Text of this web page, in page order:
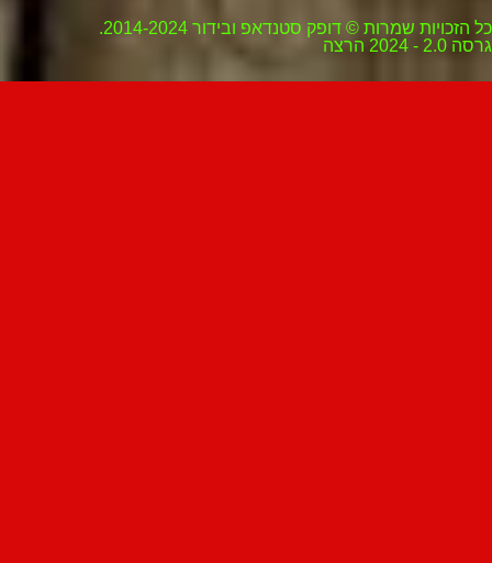
כל הזכויות שמרות © דופק סטנדאפ ובידור 2014-2024.
גרסה 2.0 - 2024 הרצה